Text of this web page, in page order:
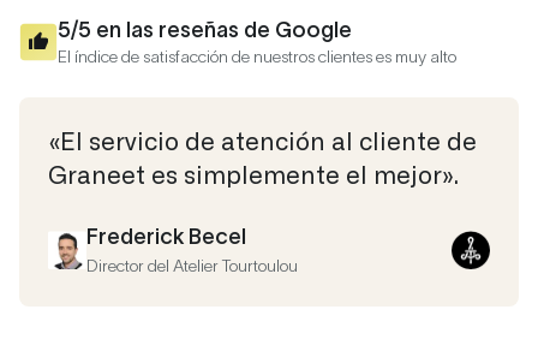
5/5 en las reseñas de Google
El índice de satisfacción de nuestros clientes es muy alto
«El servicio de atención al cliente de
Graneet es simplemente el mejor».
Frederick Becel
Director del Atelier Tourtoulou